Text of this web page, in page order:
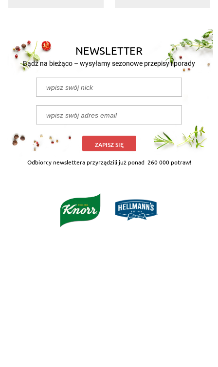
NEWSLETTER
Bądź na bieżąco – wysyłamy sezonowe przepisy i porady
ZAPISZ SIĘ
Odbiorcy newslettera przyrządzili już ponad 260 000 potraw!